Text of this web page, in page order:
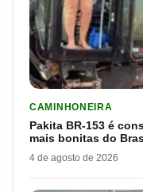
CAMINHONEIRA
Pakita BR-153 é
mais bonitas do
4 de agosto de 2026